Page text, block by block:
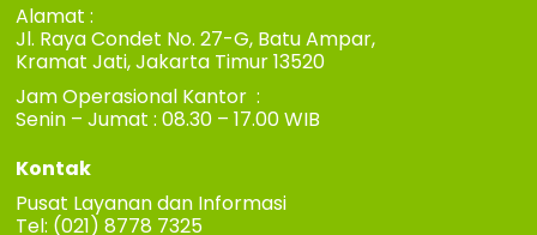
Alamat :
Jl. Raya Condet No. 27-G, Batu Ampar,
Kramat Jati, Jakarta Timur 13520
Jam Operasional Kantor :
Senin – Jumat : 08.30 – 17.00 WIB
Kontak
Pusat Layanan dan Informasi
Tel: (021) 8778 7325